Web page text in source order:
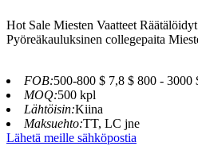
Hot Sale Miesten Vaatteet
Pyöreäkauluksinen collegepaita
FOB:500-800 $ 7,8 $ 800 - 3000
MOQ:500 kpl
Lähtöisin:Kiina
Maksuehto:TT, LC jne
Lähetä meille sähköpostia